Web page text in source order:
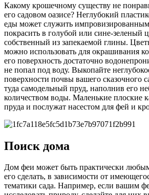
Какому крошечному существу не
его садовом оазисе? Неглубокий
еды может служить
покрасить в голубой или сине-зеленый
собственный из запекаемой глины.
можно использовать для окрашивания
его поверхность достаточно
не попал под воду. Выкопайте
поверхности почвы вашего сказочного
туда самодельный пруд, наполнив его
количеством воды. Маленькие плоские
пруда и послужат насестом для фей и
Поиск дома
Дом феи может быть практически
его сделать, в зависимости от
тематики сада. Например, если вашим